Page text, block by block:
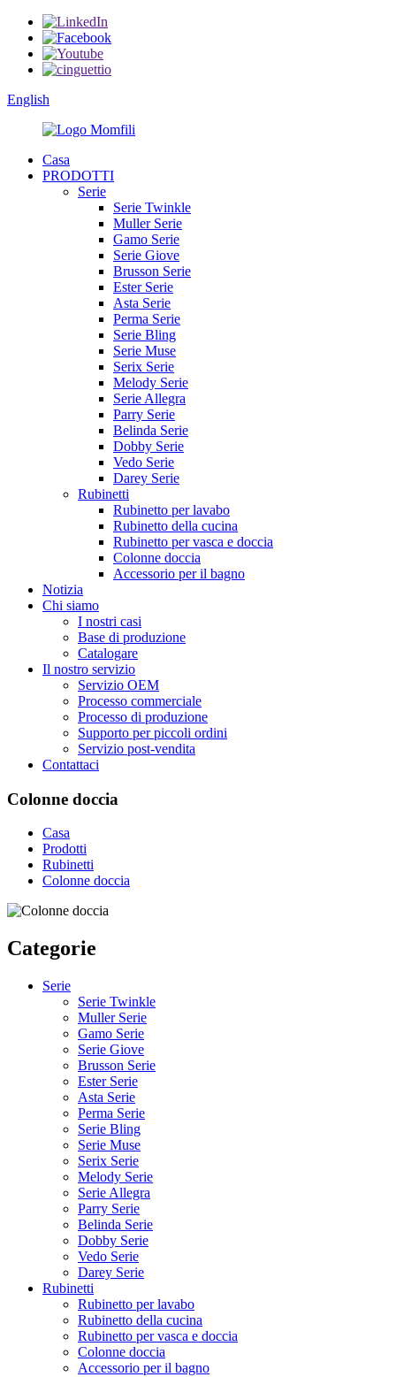
English
Casa
PRODOTTI
Serie
Serie Twinkle
Muller Serie
Gamo Serie
Serie Giove
Brusson Serie
Ester Serie
Asta Serie
Perma Serie
Serie Bling
Serie Muse
Serix Serie
Melody Serie
Serie Allegra
Parry Serie
Belinda Serie
Dobby Serie
Vedo Serie
Darey Serie
Rubinetti
Rubinetto per lavabo
Rubinetto della cucina
Rubinetto per vasca e doccia
Colonne doccia
Accessorio per il bagno
Notizia
Chi siamo
I nostri casi
Base di produzione
Catalogare
Il nostro servizio
Servizio OEM
Processo commerciale
Processo di produzione
Supporto per piccoli ordini
Servizio post-vendita
Contattaci
Colonne doccia
Casa
Prodotti
Rubinetti
Colonne doccia
Categorie
Serie
Serie Twinkle
Muller Serie
Gamo Serie
Serie Giove
Brusson Serie
Ester Serie
Asta Serie
Perma Serie
Serie Bling
Serie Muse
Serix Serie
Melody Serie
Serie Allegra
Parry Serie
Belinda Serie
Dobby Serie
Vedo Serie
Darey Serie
Rubinetti
Rubinetto per lavabo
Rubinetto della cucina
Rubinetto per vasca e doccia
Colonne doccia
Accessorio per il bagno